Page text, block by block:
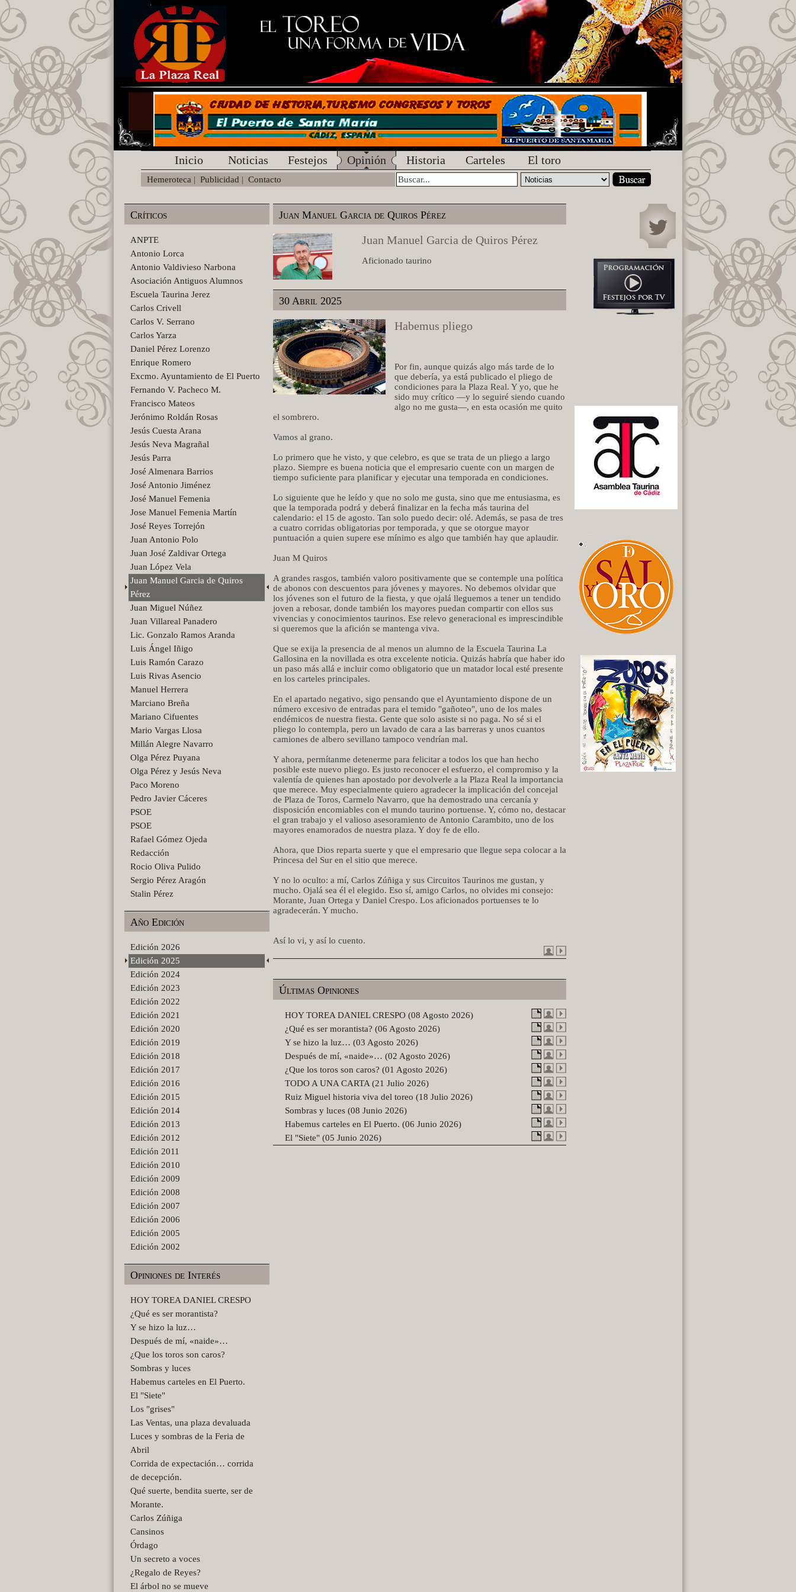
Inicio Noticias Festejos Opinión Historia Carteles El toro
Hemeroteca | Publicidad | Contacto
Críticos
ANPTE
Antonio Lorca
Antonio Valdivieso Narbona
Asociación Antiguos Alumnos
Escuela Taurina Jerez
Carlos Crivell
Carlos V. Serrano
Carlos Yarza
Daniel Pérez Lorenzo
Enrique Romero
Excmo. Ayuntamiento de El Puerto
Fernando V. Pacheco M.
Francisco Mateos
Jerónimo Roldán Rosas
Jesús Cuesta Arana
Jesús Neva Magrañal
Jesús Parra
José Almenara Barrios
José Antonio Jiménez
José Manuel Femenia
Jose Manuel Femenia Martín
José Reyes Torrejón
Juan Antonio Polo
Juan José Zaldivar Ortega
Juan López Vela
Juan Manuel Garcia de Quiros
Pérez
Juan Miguel Núñez
Juan Villareal Panadero
Lic. Gonzalo Ramos Aranda
Luis Ángel Iñigo
Luis Ramón Carazo
Luis Rivas Asencio
Manuel Herrera
Marciano Breña
Mariano Cifuentes
Mario Vargas Llosa
Millán Alegre Navarro
Olga Pérez Puyana
Olga Pérez y Jesús Neva
Paco Moreno
Pedro Javier Cáceres
PSOE
PSOE
Rafael Gómez Ojeda
Redacción
Rocio Oliva Pulido
Sergio Pérez Aragón
Stalin Pérez
Año Edición
Edición 2026
Edición 2025
Edición 2024
Edición 2023
Edición 2022
Edición 2021
Edición 2020
Edición 2019
Edición 2018
Edición 2017
Edición 2016
Edición 2015
Edición 2014
Edición 2013
Edición 2012
Edición 2011
Edición 2010
Edición 2009
Edición 2008
Edición 2007
Edición 2006
Edición 2005
Edición 2002
Opiniones de Interés
HOY TOREA DANIEL CRESPO
¿Qué es ser morantista?
Y se hizo la luz…
Después de mí, «naide»…
¿Que los toros son caros?
Sombras y luces
Habemus carteles en El Puerto.
El "Siete"
Los "grises"
Las Ventas, una plaza devaluada
Luces y sombras de la Feria de
Abril
Corrida de expectación… corrida
de decepción.
Qué suerte, bendita suerte, ser de
Morante.
Carlos Zúñiga
Cansinos
Órdago
Un secreto a voces
¿Regalo de Reyes?
El árbol no se mueve
Juan Manuel Garcia de Quiros Pérez
Juan Manuel Garcia de Quiros Pérez
Aficionado taurino
30 Abril 2025
Habemus pliego
Por fin, aunque quizás algo más tarde de lo
que debería, ya está publicado el pliego de
condiciones para la Plaza Real. Y yo, que he
sido muy crítico —y lo seguiré siendo cuando
algo no me gusta—, en esta ocasión me quito
el sombrero.
Vamos al grano.
Lo primero que he visto, y que celebro, es que se trata de un pliego a largo
plazo. Siempre es buena noticia que el empresario cuente con un margen de
tiempo suficiente para planificar y ejecutar una temporada en condiciones.
Lo siguiente que he leído y que no solo me gusta, sino que me entusiasma, es
que la temporada podrá y deberá finalizar en la fecha más taurina del
calendario: el 15 de agosto. Tan solo puedo decir: olé. Además, se pasa de tres
a cuatro corridas obligatorias por temporada, y que se otorgue mayor
puntuación a quien supere ese mínimo es algo que también hay que aplaudir.
Juan M Quiros
A grandes rasgos, también valoro positivamente que se contemple una política
de abonos con descuentos para jóvenes y mayores. No debemos olvidar que
los jóvenes son el futuro de la fiesta, y que ojalá lleguemos a tener un tendido
joven a rebosar, donde también los mayores puedan compartir con ellos sus
vivencias y conocimientos taurinos. Ese relevo generacional es imprescindible
si queremos que la afición se mantenga viva.
Que se exija la presencia de al menos un alumno de la Escuela Taurina La
Gallosina en la novillada es otra excelente noticia. Quizás habría que haber ido
un paso más allá e incluir como obligatorio que un matador local esté presente
en los carteles principales.
En el apartado negativo, sigo pensando que el Ayuntamiento dispone de un
número excesivo de entradas para el temido "gañoteo", uno de los males
endémicos de nuestra fiesta. Gente que solo asiste si no paga. No sé si el
pliego lo contempla, pero un lavado de cara a las barreras y unos cuantos
camiones de albero sevillano tampoco vendrían mal.
Y ahora, permítanme detenerme para felicitar a todos los que han hecho
posible este nuevo pliego. Es justo reconocer el esfuerzo, el compromiso y la
valentía de quienes han apostado por devolverle a la Plaza Real la importancia
que merece. Muy especialmente quiero agradecer la implicación del concejal
de Plaza de Toros, Carmelo Navarro, que ha demostrado una cercanía y
disposición encomiables con el mundo taurino portuense. Y, cómo no, destacar
el gran trabajo y el valioso asesoramiento de Antonio Carambito, uno de los
mayores enamorados de nuestra plaza. Y doy fe de ello.
Ahora, que Dios reparta suerte y que el empresario que llegue sepa colocar a la
Princesa del Sur en el sitio que merece.
Y no lo oculto: a mí, Carlos Zúñiga y sus Circuitos Taurinos me gustan, y
mucho. Ojalá sea él el elegido. Eso sí, amigo Carlos, no olvides mi consejo:
Morante, Juan Ortega y Daniel Crespo. Los aficionados portuenses te lo
agradecerán. Y mucho.
Así lo vi, y así lo cuento.
Últimas Opiniones
HOY TOREA DANIEL CRESPO (08 Agosto 2026)
¿Qué es ser morantista? (06 Agosto 2026)
Y se hizo la luz… (03 Agosto 2026)
Después de mí, «naide»… (02 Agosto 2026)
¿Que los toros son caros? (01 Agosto 2026)
TODO A UNA CARTA (21 Julio 2026)
Ruiz Miguel historia viva del toreo (18 Julio 2026)
Sombras y luces (08 Junio 2026)
Habemus carteles en El Puerto. (06 Junio 2026)
El "Siete" (05 Junio 2026)